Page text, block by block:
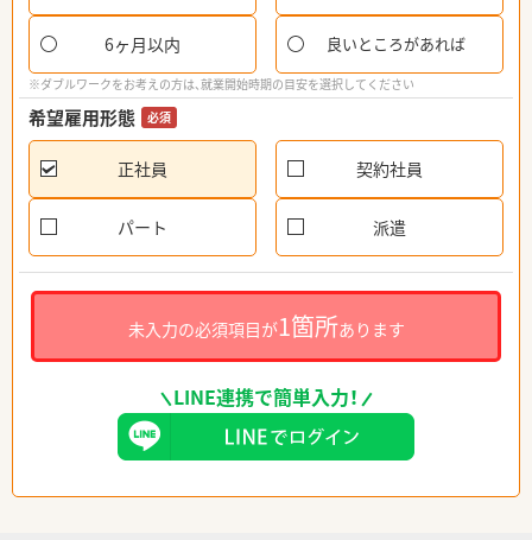
6ヶ月以内 良いところがあれば
※ダブルワークをお考えの方は、就業開始時期の目安を選択してください
希望雇用形態 必須
正社員 契約社員
パート 派遣
未入力の必須項目が1箇所あります
LINE連携で簡単入力！